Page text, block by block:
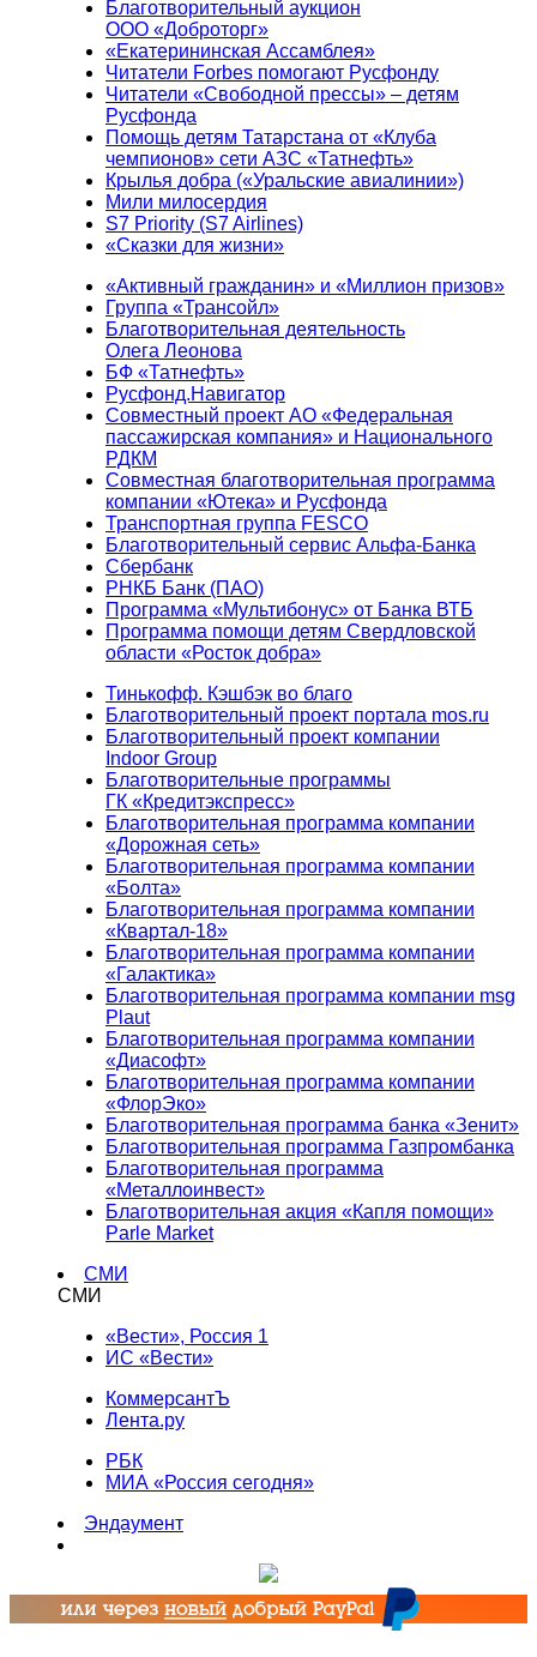
Благотворительный аукцион
ООО «Доброторг»
«Екатерининская Ассамблея»
Читатели Forbes помогают Русфонду
Читатели «Свободной прессы» – детям
Русфонда
Помощь детям Татарстана от «Клуба
чемпионов» сети АЗС «Татнефть»
Крылья добра («Уральские авиалинии»)
Мили милосердия
S7 Priority (S7 Airlines)
«Сказки для жизни»
«Активный гражданин» и «Миллион призов»
Группа «Трансойл»
Благотворительная деятельность
Олега Леонова
БФ «Татнефть»
Русфонд.Навигатор
Совместный проект АО «Федеральная
пассажирская компания» и Национального
РДКМ
Совместная благотворительная программа
компании «Ютека» и Русфонда
Транспортная группа FESCO
Благотворительный сервис Альфа-Банка
Сбербанк
РНКБ Банк (ПАО)
Программа «Мультибонус» от Банка ВТБ
Программа помощи детям Свердловской
области «Росток добра»
Тинькофф. Кэшбэк во благо
Благотворительный проект портала mos.ru
Благотворительный проект компании
Indoor Group
Благотворительные программы
ГК «Кредитэкспресс»
Благотворительная программа компании
«Дорожная сеть»
Благотворительная программа компании
«Болта»
Благотворительная программа компании
«Квартал-18»
Благотворительная программа компании
«Галактика»
Благотворительная программа компании msg
Plaut
Благотворительная программа компании
«Диасофт»
Благотворительная программа компании
«ФлорЭко»
Благотворительная программа банка «Зенит»
Благотворительная программа Газпромбанка
Благотворительная программа
«Металлоинвест»
Благотворительная акция «Капля помощи»
Parle Market
СМИ
СМИ
«Вести», Россия 1
ИС «Вести»
КоммерсантЪ
Лента.ру
РБК
МИА «Россия сегодня»
Эндаумент